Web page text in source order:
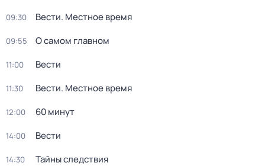
09:30 Вести. Местное время
09:55 О самом главном
11:00 Вести
11:30 Вести. Местное время
12:00 60 минут
14:00 Вести
14:30 Тайны следствия